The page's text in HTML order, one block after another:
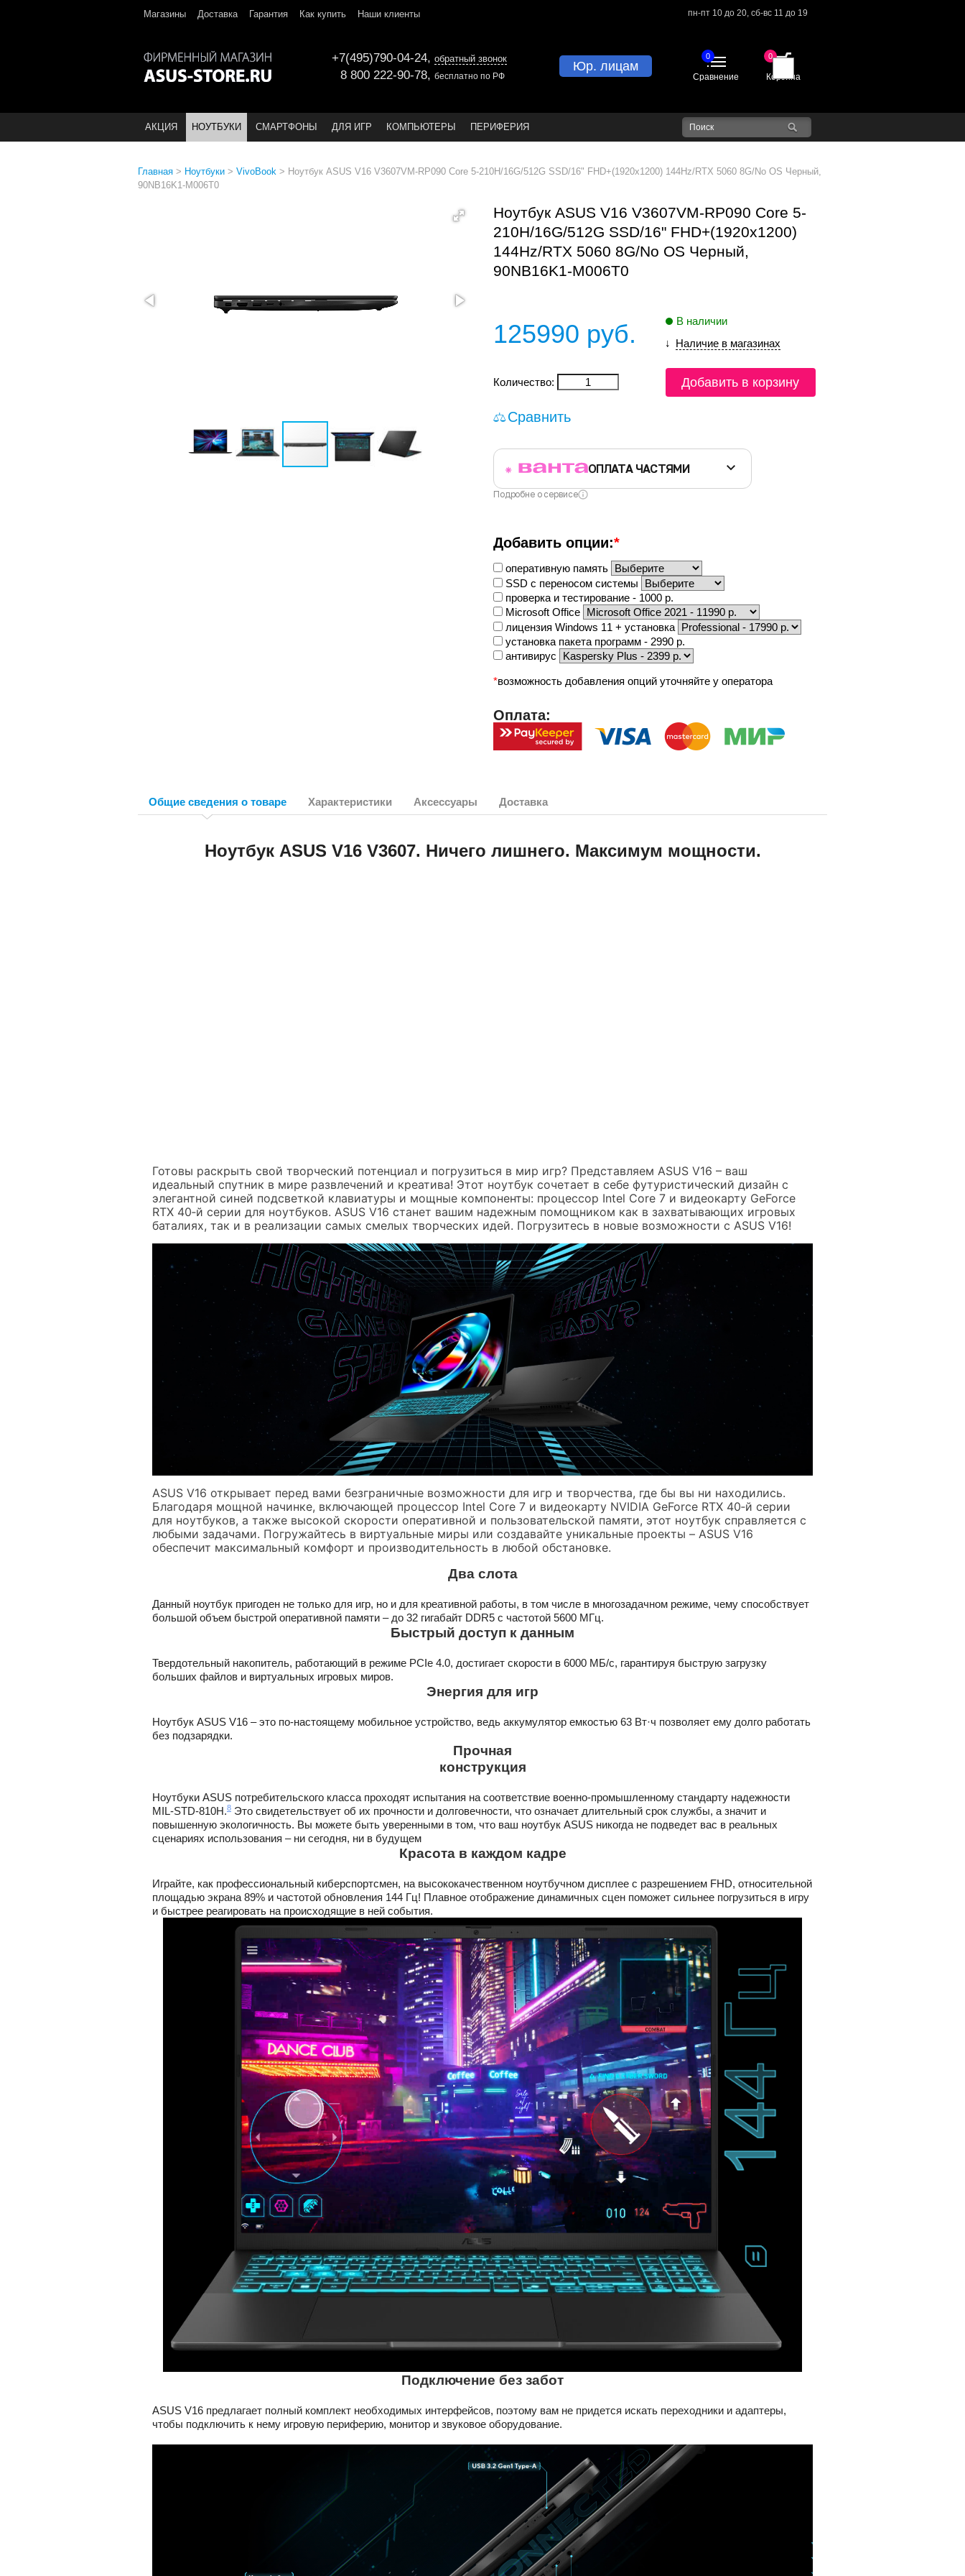
Магазины Доставка Гарантия Как купить Наши клиенты пн-пт 10 до 20, сб-вс 11 до 19
+7(495)790-04-24, обратный звонок
8 800 222-90-78, бесплатно по РФ
Юр. лицам
0
Корзина
0
Сравнение
АКЦИЯ НОУТБУКИ СМАРТФОНЫ ДЛЯ ИГР КОМПЬЮТЕРЫ ПЕРИФЕРИЯ
Главная > Ноутбуки > VivoBook > Ноутбук ASUS V16 V3607VM-RP090 Core 5-210H/16G/512G SSD/16" FHD+(1920x1200) 144Hz/RTX 5060 8G/No OS Черный,
90NB16K1-M006T0
Ноутбук ASUS V16 V3607VM-RP090 Core 5-
210H/16G/512G SSD/16" FHD+(1920x1200)
144Hz/RTX 5060 8G/No OS Черный,
90NB16K1-M006T0
125990 руб.
В наличии
Наличие в магазинах
Количество:
Сравнить
Добавить в корзину
ОПЛАТА ЧАСТЯМИ
Подробне о сервисе
Добавить опции:*
оперативную память
SSD с переносом системы
проверка и тестирование - 1000 р.
Microsoft Office
лицензия Windows 11 + установка
установка пакета программ - 2990 р.
антивирус
*возможность добавления опций уточняйте у оператора
Оплата:
Общие сведения о товаре Характеристики Аксессуары Доставка
Ноутбук ASUS V16 V3607. Ничего лишнего. Максимум мощности.
Готовы раскрыть свой творческий потенциал и погрузиться в мир игр? Представляем ASUS V16 – ваш
идеальный спутник в мире развлечений и креатива! Этот ноутбук сочетает в себе футуристический дизайн с
элегантной синей подсветкой клавиатуры и мощные компоненты: процессор Intel Core 7 и видеокарту GeForce
RTX 40‑й серии для ноутбуков. ASUS V16 станет вашим надежным помощником как в захватывающих игровых
баталиях, так и в реализации самых смелых творческих идей. Погрузитесь в новые возможности с ASUS V16!
ASUS V16 открывает перед вами безграничные возможности для игр и творчества, где бы вы ни находились.
Благодаря мощной начинке, включающей процессор Intel Core 7 и видеокарту NVIDIA GeForce RTX 40‑й серии
для ноутбуков, а также высокой скорости оперативной и пользовательской памяти, этот ноутбук справляется с
любыми задачами. Погружайтесь в виртуальные миры или создавайте уникальные проекты – ASUS V16
обеспечит максимальный комфорт и производительность в любой обстановке.
Два слота
Данный ноутбук пригоден не только для игр, но и для креативной работы, в том числе в многозадачном режиме, чему способствует
большой объем быстрой оперативной памяти – до 32 гигабайт DDR5 с частотой 5600 МГц.
Быстрый доступ к данным
Твердотельный накопитель, работающий в режиме PCIe 4.0, достигает скорости в 6000 МБ/с, гарантируя быструю загрузку
больших файлов и виртуальных игровых миров.
Энергия для игр
Ноутбук ASUS V16 – это по-настоящему мобильное устройство, ведь аккумулятор емкостью 63 Вт·ч позволяет ему долго работать
без подзарядки.
Прочная
конструкция
Ноутбуки ASUS потребительского класса проходят испытания на соответствие военно-промышленному стандарту надежности
MIL-STD‑810H.8 Это свидетельствует об их прочности и долговечности, что означает длительный срок службы, а значит и
повышенную экологичность. Вы можете быть уверенными в том, что ваш ноутбук ASUS никогда не подведет вас в реальных
сценариях использования – ни сегодня, ни в будущем
Красота в каждом кадре
Играйте, как профессиональный киберспортсмен, на высококачественном ноутбучном дисплее с разрешением FHD, относительной
площадью экрана 89% и частотой обновления 144 Гц! Плавное отображение динамичных сцен поможет сильнее погрузиться в игру
и быстрее реагировать на происходящие в ней события.
Подключение без забот
ASUS V16 предлагает полный комплект необходимых интерфейсов, поэтому вам не придется искать переходники и адаптеры,
чтобы подключить к нему игровую периферию, монитор и звуковое оборудование.